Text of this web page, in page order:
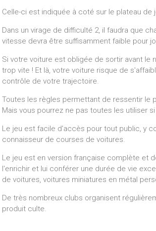
Celle-ci est indiquée à coté sur le plateau de
Dans un virage de difficulté 2, il faudra que
vitesse devra être suffisamment faible pour
Si votre voiture est obligée de sortir avant le
trop vite ! Et là, votre voiture risque de
contrôle de votre trajectoire.
Toutes les règles permettant de ressentir le
Mais vous pourrez ne pas toutes les utiliser
Le jeu est facile d'accès pour tout public, y
connaisseur de courses de voitures.
Le jeu est en version française complète et
l'enrichir et lui conférer une durée de vie
de voitures, voitures miniatures en métal
De très nombreux clubs organisent
produit culte.